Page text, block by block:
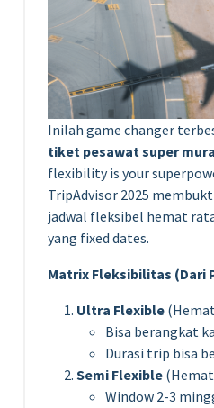
Inilah game changer
tiket pesawat super
flexibility is your
TripAdvisor 2025
jadwal fleksibel hemat
yang fixed dates.
Matrix Fleksibilitas (Dari
Ultra Flexible
Bisa berangkat
Durasi trip bisa
Semi Flexible
Window 2-3